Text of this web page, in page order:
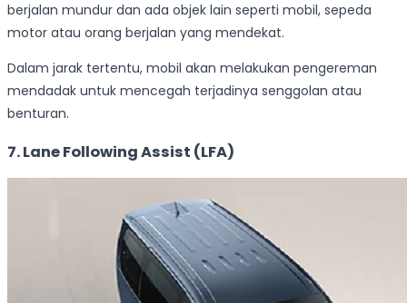
berjalan mundur dan ada objek lain seperti mobil, sepeda
motor atau orang berjalan yang mendekat.
Dalam jarak tertentu, mobil akan melakukan pengereman
mendadak untuk mencegah terjadinya senggolan atau
benturan.
7. Lane Following Assist (LFA)